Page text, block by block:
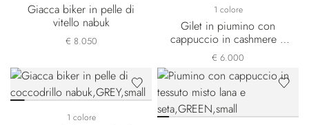
Giacca biker in pelle di
vitello nabuk
€ 8.050
1 colore
Gilet in piumino con
cappuccio in cashmere e
pelliccia di volpe
€ 6.000
1 colore